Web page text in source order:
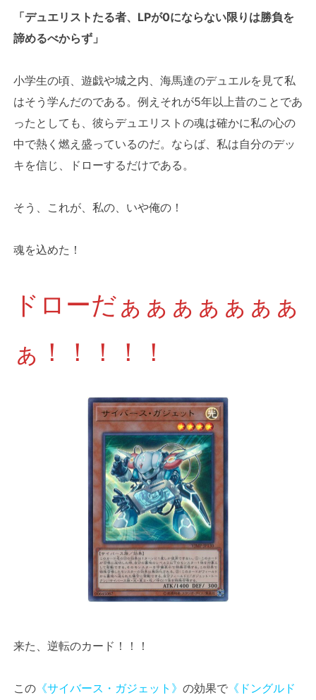
「デュエリストたる者、LPが0にならない限りは勝負を
諦めるべからず」
小学生の頃、遊戯や城之内、海馬達のデュエルを見て私
はそう学んだのである。例えそれが5年以上昔のことであ
ったとしても、彼らデュエリストの魂は確かに私の心の
中で熱く燃え盛っているのだ。ならば、私は自分のデッ
キを信じ、ドローするだけである。
そう、これが、私の、いや俺の！
魂を込めた！
ドローだぁぁぁぁぁぁぁ
ぁ！！！！！
来た、逆転のカード！！！
この 《サイバース・ガジェット》 の効果で 《ドングルド